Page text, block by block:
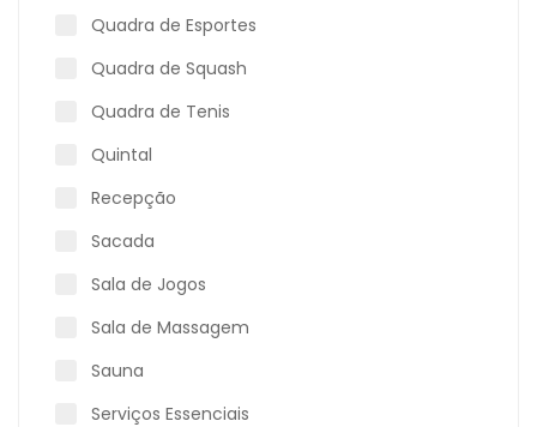
Quadra de Esportes
Quadra de Squash
Quadra de Tenis
Quintal
Recepção
Sacada
Sala de Jogos
Sala de Massagem
Sauna
Serviços Essenciais